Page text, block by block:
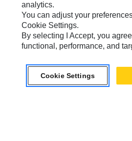
Caterpillar Müşteri Hizmetleri Ve Iletişim
Site Haritası
Cookie Settings
analytics.
You can adjust your
Cookie Settings.
By selecting I Accept, you
functional, performance, and
Cookie Settings